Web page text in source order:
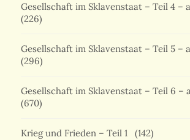
Gesellschaft im Sklavenstaat – Teil 4 –
(226)
Gesellschaft im Sklavenstaat – Teil 5 –
(296)
Gesellschaft im Sklavenstaat – Teil 6 –
(670)
Krieg und Frieden – Teil 1 (142)